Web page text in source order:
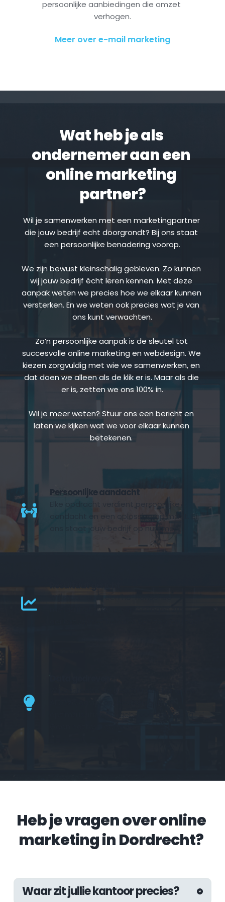
persoonlijke aanbiedingen die omzet
verhogen.
Meer over e-mail marketing
Wat heb je als
ondernemer aan een
online marketing
partner?
Wil je samenwerken met een marketingpartner
die jouw bedrijf echt doorgrondt? Bij ons staat
een persoonlijke benadering voorop.
We zijn bewust kleinschalig gebleven. Zo kunnen
wij jouw bedrijf écht leren kennen. Met deze
aanpak weten we precies hoe we elkaar kunnen
versterken. En we weten ook precies wat je van
ons kunt verwachten.
Zo’n persoonlijke aanpak is de sleutel tot
succesvolle online marketing en webdesign. We
kiezen zorgvuldig met wie we samenwerken, en
dat doen we alleen als de klik er is. Maar als die
er is, zetten we ons 100% in.
Wil je meer weten? Stuur ons een bericht en
laten we kijken wat we voor elkaar kunnen
betekenen.
Persoonlijke aandacht
Elke opdracht verdient persoonlijke
aandacht en een oplossing op maat. Bij
ons staat jouw bedrijf op nummer 1.
Resultaat gericht
mentaliteit. Al onze oplossingen zijn
Heb je vragen over online
marketing in Dordrecht?
Waar zit jullie kantoor precies?